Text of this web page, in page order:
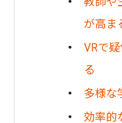
が高ま
VRで
る
多様な
効率的